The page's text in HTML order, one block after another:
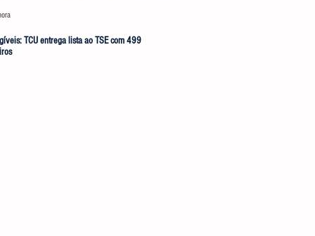
TCU entrega lista ao TSE com 499